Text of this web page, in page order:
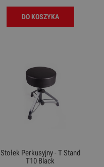
DO KOSZYKA
Stołek Perkusyjny - T Stand
T10 Black